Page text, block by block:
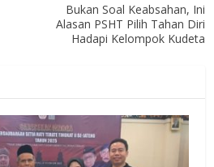
Bukan Soal Keabsahan, Ini
Alasan PSHT Pilih Tahan Diri
Hadapi Kelompok Kudeta